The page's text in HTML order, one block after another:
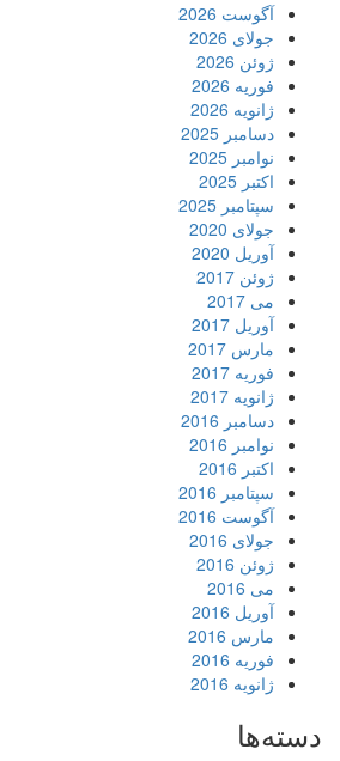
آگوست 2026
جولای 2026
ژوئن 2026
فوریه 2026
ژانویه 2026
دسامبر 2025
نوامبر 2025
اکتبر 2025
سپتامبر 2025
جولای 2020
آوریل 2020
ژوئن 2017
می 2017
آوریل 2017
مارس 2017
فوریه 2017
ژانویه 2017
دسامبر 2016
نوامبر 2016
اکتبر 2016
سپتامبر 2016
آگوست 2016
جولای 2016
ژوئن 2016
می 2016
آوریل 2016
مارس 2016
فوریه 2016
ژانویه 2016
دسته‌ها